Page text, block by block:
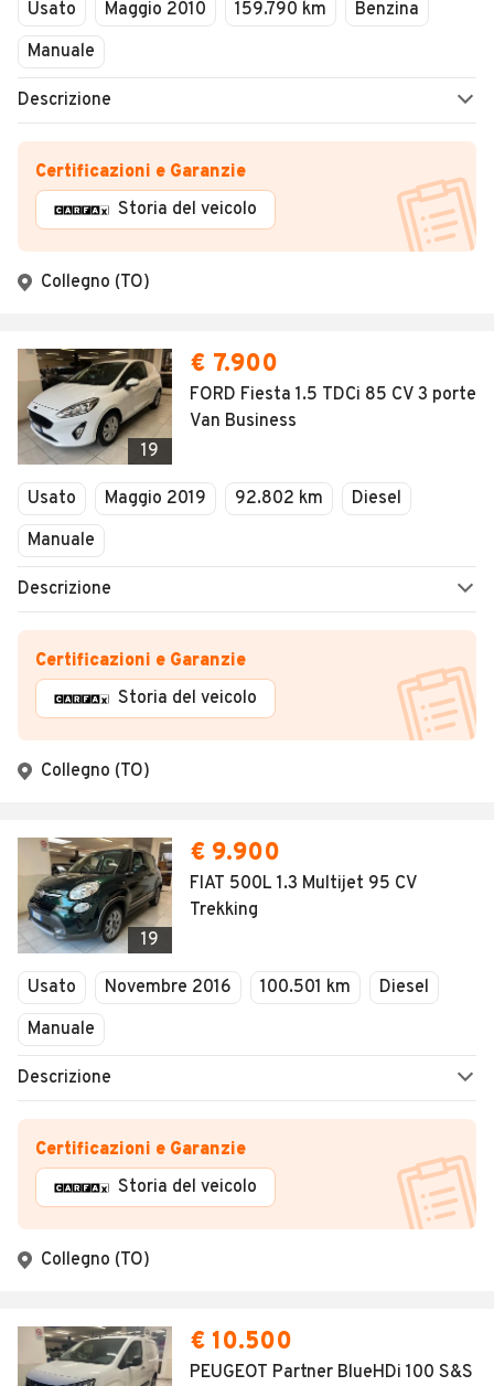
Usato Maggio 2010 159.790 km
Benzina
Manuale
Descrizione
Certificazioni e Garanzie
Storia del veicolo
Collegno (TO)
19
€ 7.900
FORD Fiesta 1.5 TDCi 85 CV 3 porte
Van Business
Usato Maggio 2019 92.802 km
Diesel
Manuale
Descrizione
Certificazioni e Garanzie
Storia del veicolo
Collegno (TO)
19
€ 9.900
FIAT 500L 1.3 Multijet 95 CV
Trekking
Usato Novembre 2016 100.501 km
Diesel
Manuale
Descrizione
Certificazioni e Garanzie
Storia del veicolo
Collegno (TO)
€ 10.500
PEUGEOT Partner BlueHDi 100 S&S